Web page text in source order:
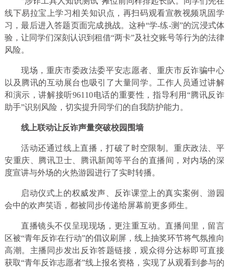
线下易拉宝上学习相关知识点，再扫码观看宣教视频巩固学
习，最后进入答题页面完成挑战。这种“学-练-测”的沉浸式体
验，让同学们深刻认识到租借“两卡”及社交账号等行为的法律
风险。
现场，重庆市委政法委平安志愿者、重庆市反诈骗中心
以及腾讯的互动展台也吸引了大量同学。工作人员通过讲解
和演示，讲解接听96110电话的重要性，指导利用“腾讯反诈
助手”识别风险，切实提升同学们的自我防护能力。
线上联动让反诈声量突破校园围墙
活动还通过线上直播，打破了时空限制。重庆政法、平
安重庆、腾讯卫士、腾讯新闻等平台的直播间，对内场的深
度宣讲与外场的火热游园进行了实时转播。
启动仪式上的权威发声、反诈课堂上的真实案例、游园
会中的欢声笑语，都被同步传递给屏幕前更多师生。
直播镜头不仅呈现现场，更注重互动。直播间里，留言
区被“青年反诈在行动”的倡议刷屏，线上抽奖环节将气氛推向
高潮。主播同步发出反诈答题链接，观众得分达标即可直接
获取“青年反诈志愿者”线上报名资格，实现了从观看到参与的